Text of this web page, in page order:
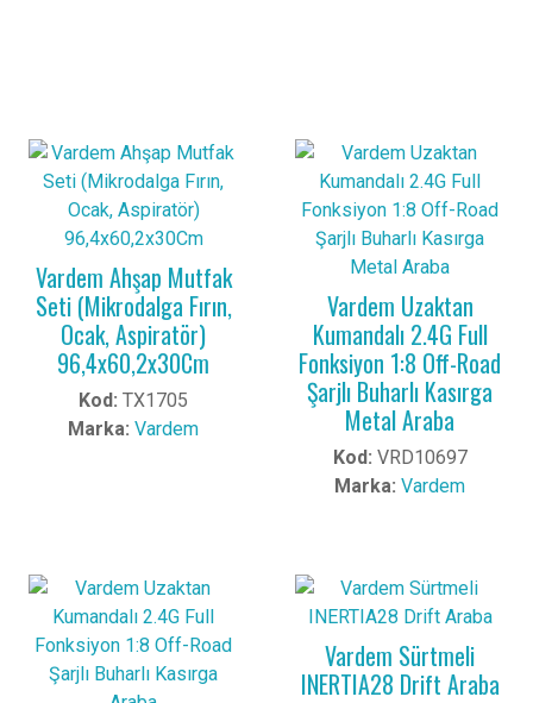
Vardem Ahşap Mutfak
Seti (Mikrodalga Fırın,
Ocak, Aspiratör)
96,4x60,2x30Cm
Kod: TX1705
Marka: Vardem
Vardem Uzaktan
Kumandalı 2.4G Full
Fonksiyon 1:8 Off-Road
Şarjlı Buharlı Kasırga
Metal Araba
Kod: VRD10697
Marka: Vardem
Vardem Sürtmeli
INERTIA28 Drift Araba